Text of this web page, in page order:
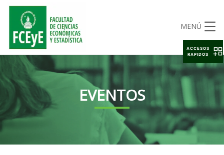
MENÚ
EVENTOS
ACCESOS
RAPIDOS